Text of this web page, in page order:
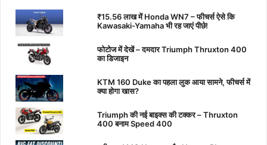
₹15.56 लाख में Honda WN7 – फीचर्स ऐसे कि
Kawasaki-Yamaha भी रह जाएं पीछे!
फोटोज में देखें – दमदार Triumph Thruxton 400
का डिजाइन
KTM 160 Duke का पहला लुक आया सामने, फीचर्स में
क्या होगा खास?
Triumph की नई बाइक्स की टक्कर – Thruxton
400 बनाम Speed 400